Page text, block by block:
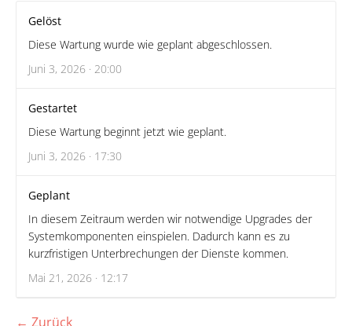
Gelöst
Diese Wartung wurde wie geplant abgeschlossen.
Juni 3, 2026 · 20:00
Gestartet
Diese Wartung beginnt jetzt wie geplant.
Juni 3, 2026 · 17:30
Geplant
In diesem Zeitraum werden wir notwendige Upgrades der
Systemkomponenten einspielen. Dadurch kann es zu
kurzfristigen Unterbrechungen der Dienste kommen.
Mai 21, 2026 · 12:17
← Zurück